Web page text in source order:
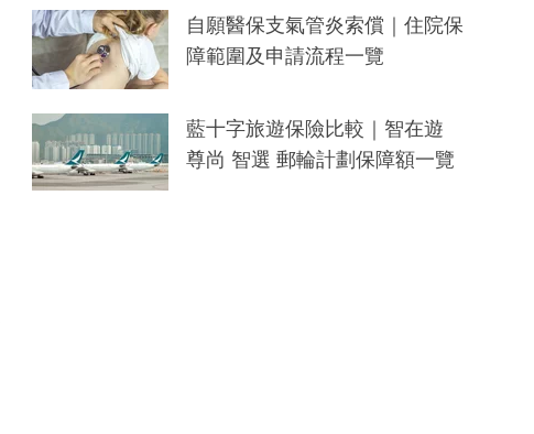
自願醫保支氣管炎索償｜住院保
障範圍及申請流程一覽
藍十字旅遊保險比較｜智在遊
尊尚 智選 郵輪計劃保障額一覽